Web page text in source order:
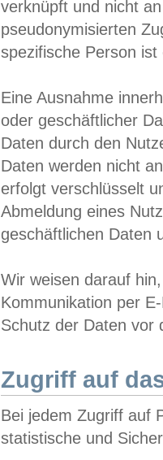
verknüpft und nicht
pseudonymisierten
spezifische Person
Eine Ausnahme
oder geschäftlicher
Daten durch den
Daten werden nicht
erfolgt verschlüsselt
Abmeldung eines
geschäftlichen Daten
Wir weisen darauf
Kommunikation per
Schutz der Daten vor
Zugriff auf
Bei jedem Zugriff auf
statistische und